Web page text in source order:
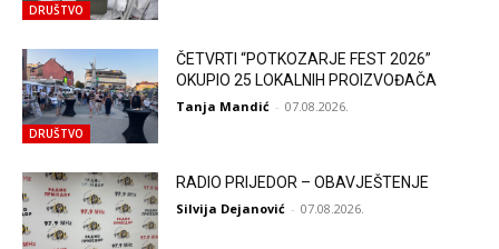
DRUŠTVO
DRUŠTVO
ČETVRTI “POTKOZARJE FEST 2026”
OKUPIO 25 LOKALNIH PROIZVOĐAČA
Tanja Mandić - 07.08.2026.
RADIO PRIJEDOR – OBAVJEŠTENJE
Silvija Dejanović - 07.08.2026.